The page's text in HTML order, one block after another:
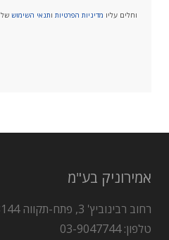
אתר זה מוגן על-ידי שירות reCAPTCHA וחלים עליו מדיניות הפרטיות ותנאי השימוש של
אמירוניק בע"מ
רחוב רבינוביץ' 3, פתח-תקווה 4928144.
טלפון: 03-9047744